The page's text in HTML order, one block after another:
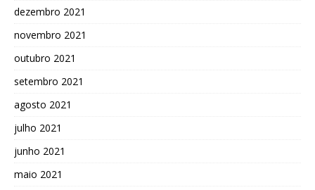
dezembro 2021
novembro 2021
outubro 2021
setembro 2021
agosto 2021
julho 2021
junho 2021
maio 2021